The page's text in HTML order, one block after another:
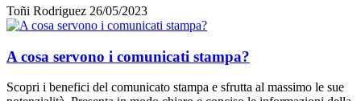
Toñi Rodriguez 26/05/2023
A cosa servono i comunicati stampa?
Scopri i benefici del comunicato stampa e sfrutta al massimo le sue